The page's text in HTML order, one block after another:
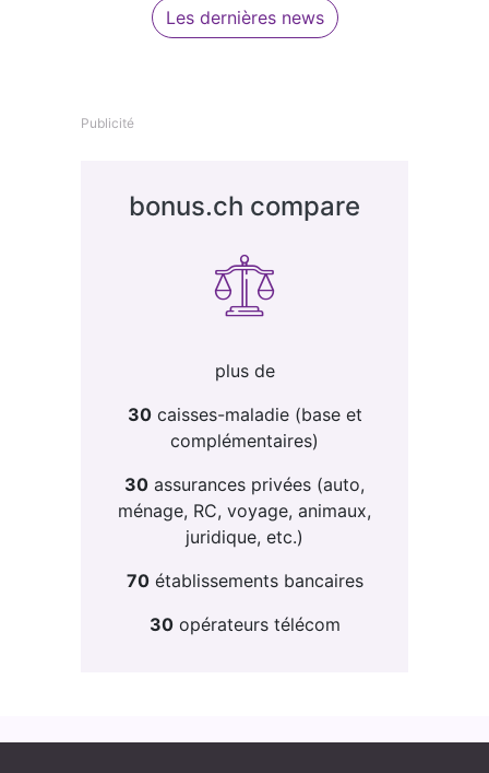
Les dernières news
Publicité
bonus.ch compare
plus de
30caisses-maladie (base et
complémentaires)
30 assurances privées (auto,
ménage, RC, voyage, animaux,
juridique, etc.)
70établissements bancaires
30opérateurs télécom